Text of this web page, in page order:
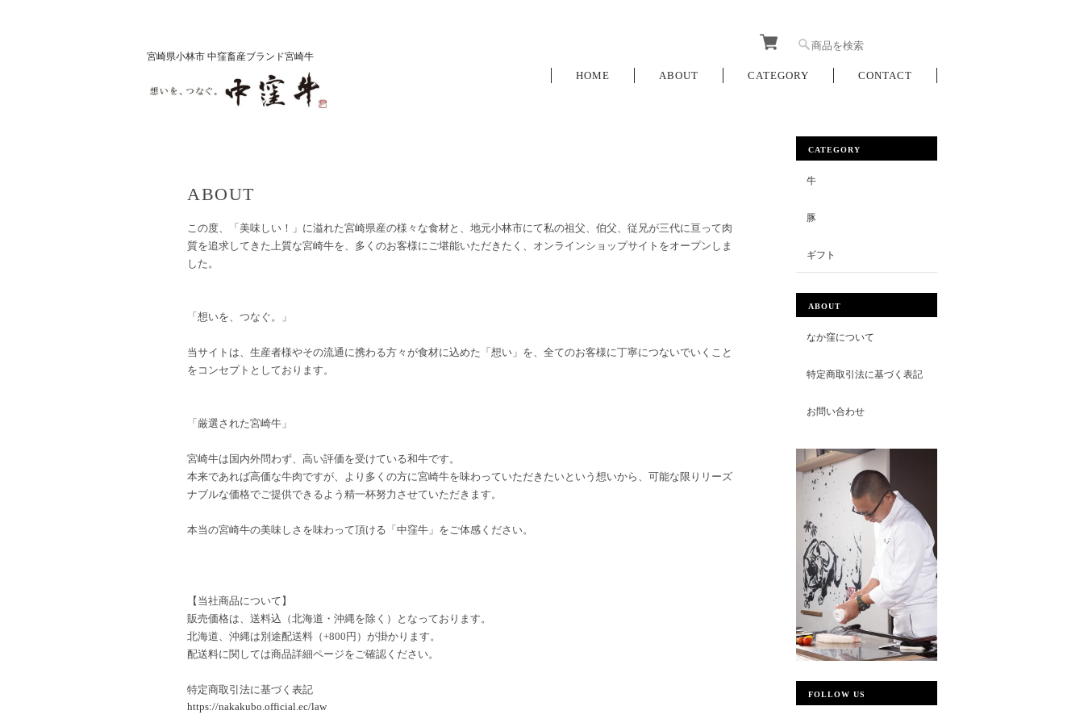
宮崎県小林市 中窪畜産ブランド宮崎牛
HOME ABOUT CATEGORY CONTACT
ABOUT
この度、「美味しい！」に溢れた宮崎県産の様々な食材と、地元小林市にて私の祖父、伯父、従兄が三代に亘って肉
質を追求してきた上質な宮崎牛を、多くのお客様にご堪能いただきたく、オンラインショップサイトをオープンしま
した。
「想いを、つなぐ。」
当サイトは、生産者様やその流通に携わる方々が食材に込めた「想い」を、全てのお客様に丁寧につないでいくこと
をコンセプトとしております。
「厳選された宮崎牛」
宮崎牛は国内外問わず、高い評価を受けている和牛です。
本来であれば高価な牛肉ですが、より多くの方に宮崎牛を味わっていただきたいという想いから、可能な限りリーズ
ナブルな価格でご提供できるよう精一杯努力させていただきます。
本当の宮崎牛の美味しさを味わって頂ける「中窪牛」をご体感ください。
【当社商品について】
販売価格は、送料込（北海道・沖縄を除く）となっております。
北海道、沖縄は別途配送料（+800円）が掛かります。
配送料に関しては商品詳細ページをご確認ください。
特定商取引法に基づく表記
https://nakakubo.official.ec/law
CATEGORY
牛
豚
ギフト
ABOUT
なか窪について
特定商取引法に基づく表記
お問い合わせ
FOLLOW US